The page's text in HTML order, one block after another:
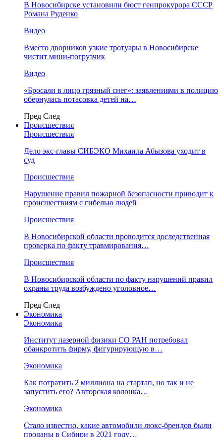
В Новосибирске установили бюст генпрокурора СССР
Романа Руденко
Видео
Вместо дворников узкие тротуары в Новосибирске
чистит мини-погрузчик
Видео
«Бросали в лицо грязный снег»: заявлениями в полицию
обернулась потасовка детей на…
Пред След
Происшествия
Происшествия
Дело экс-главы СИБЭКО Михаила Абызова уходит в
суд
Происшествия
Нарушение правил пожарной безопасности приводит к
происшествиям с гибелью людей
Происшествия
В Новосибирской области проводится доследственная
проверка по факту травмирования…
Происшествия
В Новосибирской области по факту нарушений правил
охраны труда возбуждено уголовное…
Пред След
Экономика
Экономика
Институт лазерной физики СО РАН потребовал
обанкротить фирму, фигурирующую в…
Экономика
Как потратить 2 миллиона на стартап, но так и не
запустить его? Авторская колонка…
Экономика
Стало известно, какие автомобили люкс-брендов были
проданы в Сибири в 2021 году…